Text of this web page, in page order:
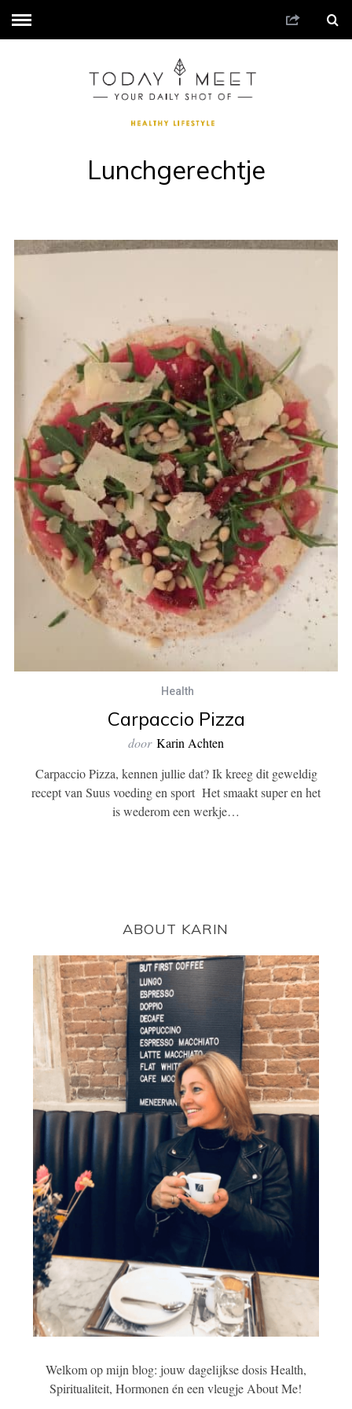
Lunchgerechtje
Health
Carpaccio Pizza
door Karin Achten
Carpaccio Pizza, kennen jullie dat? Ik kreeg dit geweldig
recept van Suus voeding en sport Het smaakt super en het
is wederom een werkje…
ABOUT KARIN
Welkom op mijn blog: jouw dagelijkse dosis Health,
Spiritualiteit, Hormonen én een vleugje About Me!